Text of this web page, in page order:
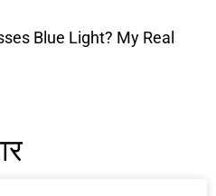
Blue Light? My Real